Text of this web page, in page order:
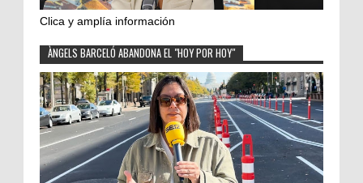
Clica y amplía información
ÀNGELS BARCELÓ ABANDONA EL "HOY POR HOY"